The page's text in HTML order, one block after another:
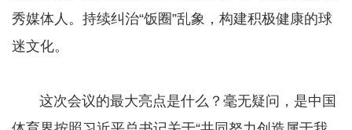
秀媒体人。持续纠治“饭圈”乱象，构建积极健康的球
迷文化。
这次会议的最大亮点是什么？毫无疑问，是中国